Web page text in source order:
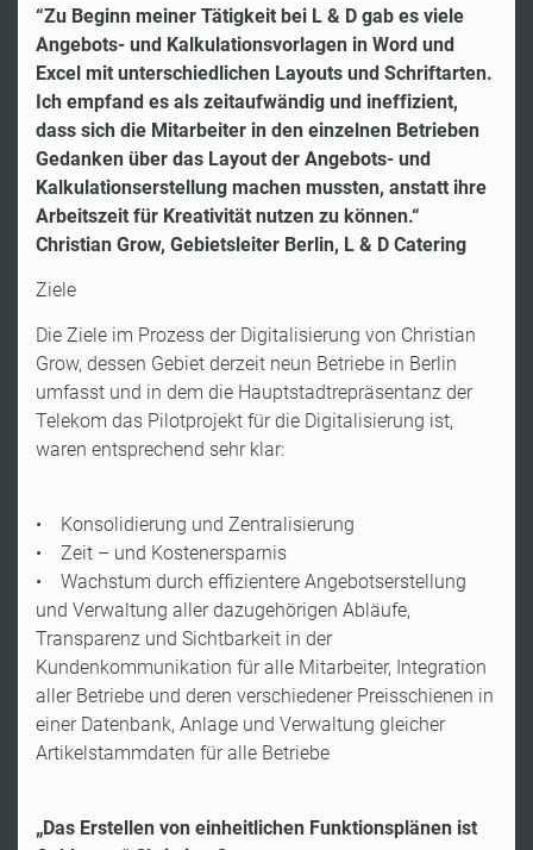
“Zu Beginn meiner Tätigkeit bei L & D gab es viele
Angebots- und Kalkulationsvorlagen in Word und
Excel mit unterschiedlichen Layouts und Schriftarten.
Ich empfand es als zeitaufwändig und ineffizient,
dass sich die Mitarbeiter in den einzelnen Betrieben
Gedanken über das Layout der Angebots- und
Kalkulationserstellung machen mussten, anstatt ihre
Arbeitszeit für Kreativität nutzen zu können.“
Christian Grow, Gebietsleiter Berlin, L & D Catering
Ziele
Die Ziele im Prozess der Digitalisierung von Christian
Grow, dessen Gebiet derzeit neun Betriebe in Berlin
umfasst und in dem die Hauptstadtrepräsentanz der
Telekom das Pilotprojekt für die Digitalisierung ist,
waren entsprechend sehr klar:
• Konsolidierung und Zentralisierung
• Zeit – und Kostenersparnis
• Wachstum durch effizientere Angebotserstellung
und Verwaltung aller dazugehörigen Abläufe,
Transparenz und Sichtbarkeit in der
Kundenkommunikation für alle Mitarbeiter, Integration
aller Betriebe und deren verschiedener Preisschienen in
einer Datenbank, Anlage und Verwaltung gleicher
Artikelstammdaten für alle Betriebe
„Das Erstellen von einheitlichen Funktionsplänen ist